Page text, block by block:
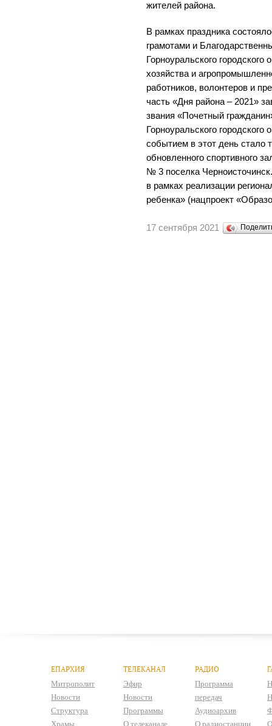
жителей района.
В рамках праздника
грамотами и
Горноуральского городского
хозяйства и
работников, волонтеров и
часть «Дня района – 2021»
звания «Почетный
Горноуральского
событием в этот день стало
обновленного спортивного
№ 3 поселка
в рамках реализации
ребенка» (нацпроект
17 сентября 2021
ЕПАРХИЯ
Митрополит
Новости
Структура
Храмы
ТЕЛЕКАНАЛ
Эфир
Новости
Программы
О телеканале
РАДИО
Программа
передач
Аудиоархив
О радиостанции